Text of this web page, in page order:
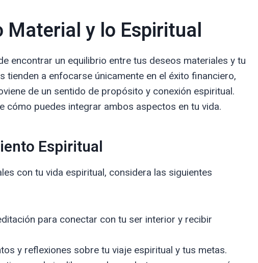
Material y lo Espiritual
encontrar un equilibrio entre tus deseos materiales y tu
tienden a enfocarse únicamente en el éxito financiero,
de un sentido de propósito y conexión espiritual.
cómo puedes integrar ambos aspectos en tu vida.
Espiritual
con tu vida espiritual, considera las siguientes
para conectar con tu ser interior y recibir
y reflexiones sobre tu viaje espiritual y tus metas.